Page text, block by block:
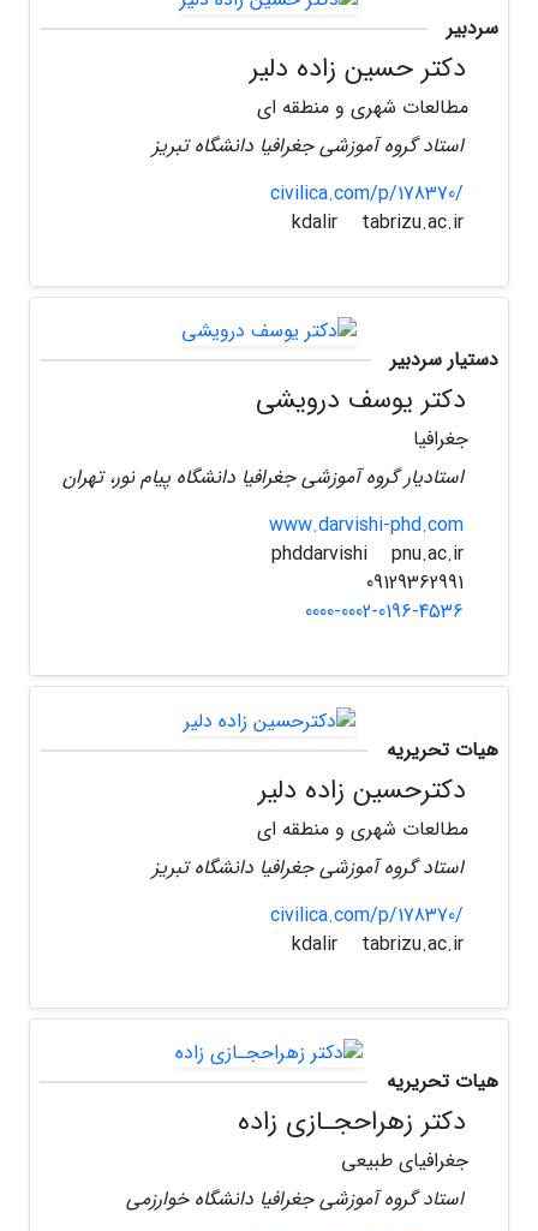
سردبیر
دکتر حسین زاده دلیر
مطالعات شهری و منطقه ای
استاد گروه آموزشی جغرافیا دانشگاه تبریز
civilica.com/p/178370/
tabrizu.ac.ir
دستیار سردبیر
دکتر یوسف درویشی
جغرافیا
استادیار گروه آموزشی جغرافیا دانشگاه پیام نور، تهران
www.darvishi-phd.com
pnu.ac.ir
0000-0002-0196-4536
هیات تحریریه
دکترحسین زاده دلیر
مطالعات شهری و منطقه ای
استاد گروه آموزشی جغرافیا دانشگاه تبریز
civilica.com/p/178370/
tabrizu.ac.ir
هیات تحریریه
دکتر زهراحجـازی زاده
جغرافیای طبیعی
استاد گروه آموزشی جغرافیا دانشگاه خوارزمی